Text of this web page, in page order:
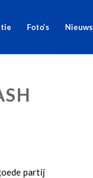
Foto’s Nieuws
partij